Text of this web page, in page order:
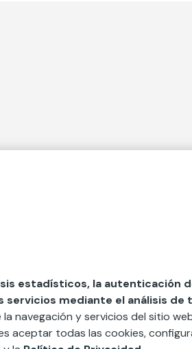
Podcast
Interno de Información
estadísticos, la autenticación
mediante el análisis de
navegación y servicios del sitio
aceptar todas las cookies,